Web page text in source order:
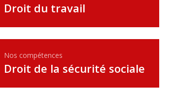
Droit du travail
Nos compétences
Droit de la sécurité sociale